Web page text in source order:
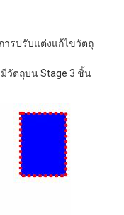
ารปรับแต่งแก้ไขวัตถุ
วัตถุบน Stage 3 ชิ้น